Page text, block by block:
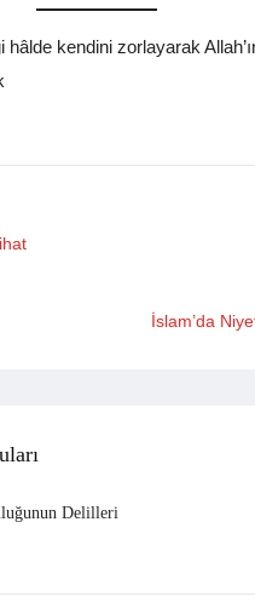
kendini zorlayarak
İslam’da
Delilleri